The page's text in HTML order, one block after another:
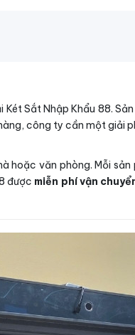
Sắt Nhập Khẩu 88.
công ty cần một giải
hoặc văn phòng. Mỗi
được miễn phí vận